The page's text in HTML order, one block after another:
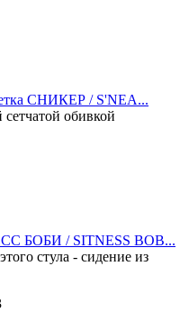
СНИКЕР / S'NEA...
обивкой
БОБИ / SITNESS BOB...
стула - сидение из